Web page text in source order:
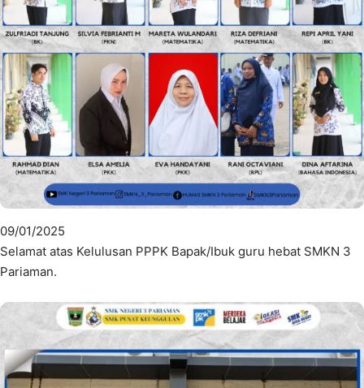
09/01/2025
Selamat atas Kelulusan PPPK Bapak/Ibuk guru hebat SMKN 3
Pariaman.